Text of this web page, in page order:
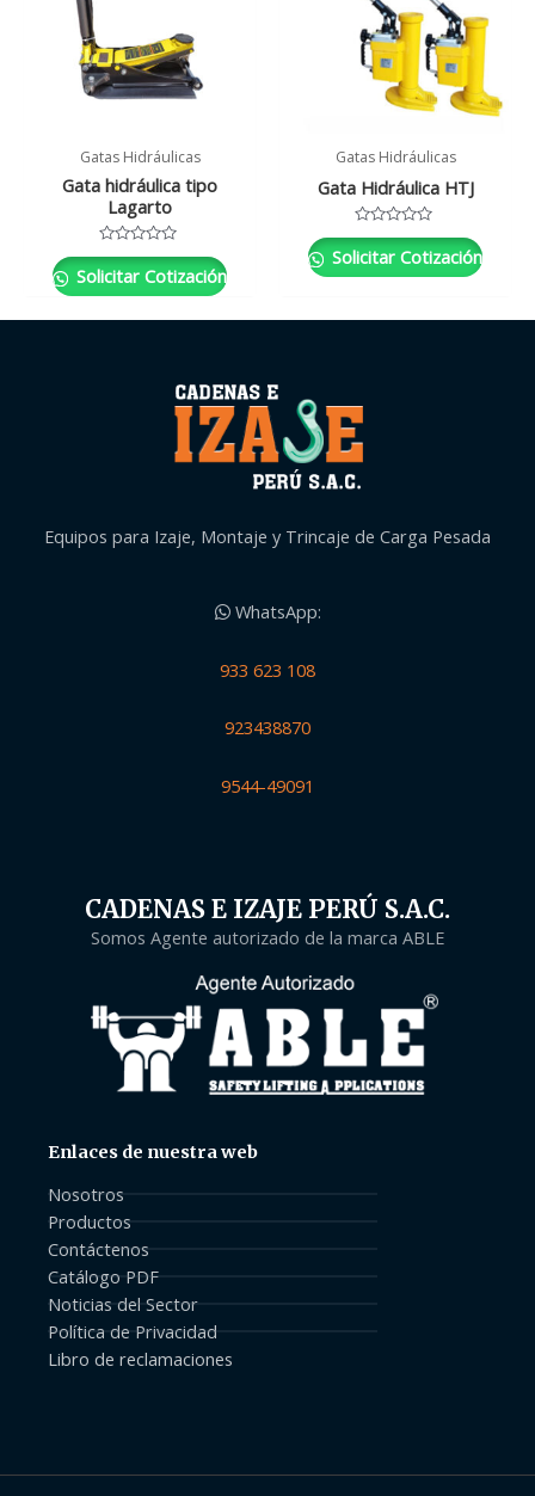
Gatas Hidráulicas
Gata hidráulica tipo
Lagarto
Valorado
con
0
de
Solicitar Cotización
Gatas Hidráulicas
Gata Hidráulica HTJ
Valorado
con
0
de
Solicitar Cotización
Equipos para Izaje, Montaje y Trincaje de Carga Pesada
WhatsApp:
933 623 108
923438870
9544-49091
CADENAS E IZAJE PERÚ S.A.C.
Somos Agente autorizado de la marca ABLE
Enlaces de nuestra web
Nosotros
Productos
Contáctenos
Catálogo PDF
Noticias del Sector
Política de Privacidad
Libro de reclamaciones